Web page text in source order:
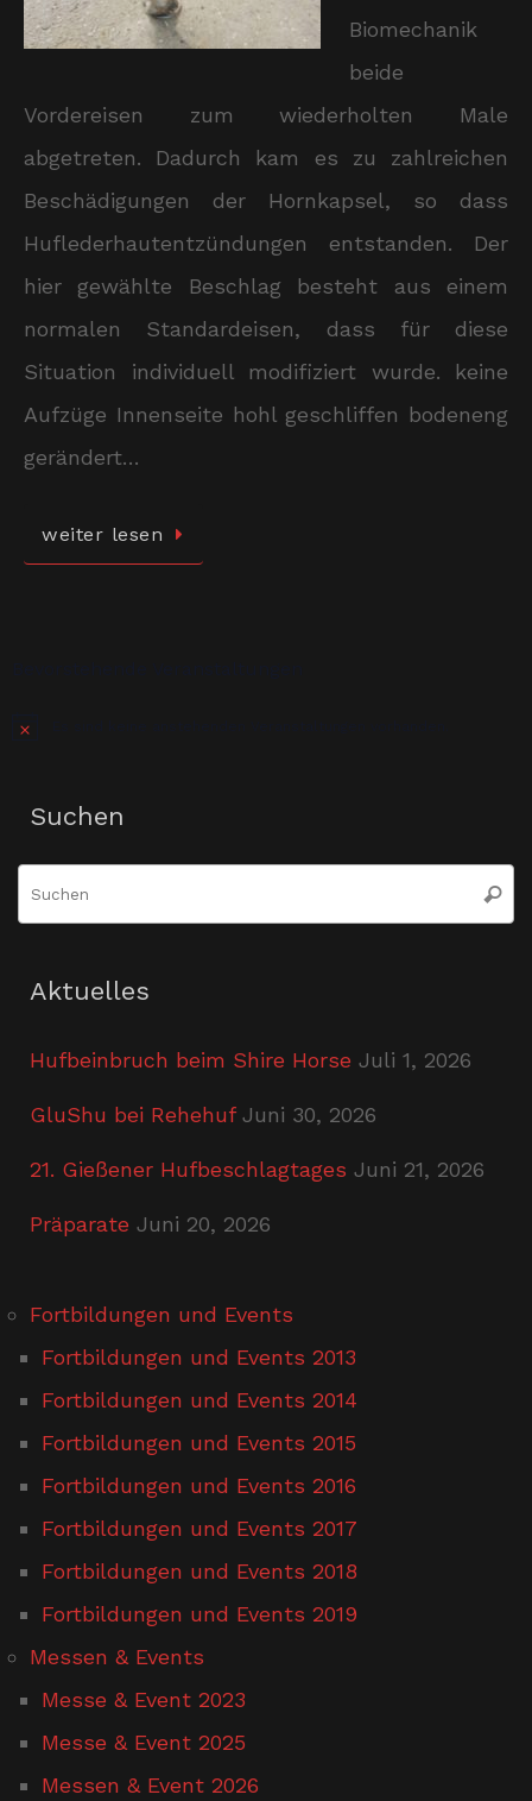
Biomechanik
beide
Vordereisen zum wiederholten Male
abgetreten. Dadurch kam es zu zahlreichen
Beschädigungen der Hornkapsel, so dass
Huflederhautentzündungen entstanden. Der
hier gewählte Beschlag besteht aus einem
normalen Standardeisen, dass für diese
Situation individuell modifiziert wurde. keine
Aufzüge Innenseite hohl geschliffen bodeneng
gerändert…
weiter lesen
Hinweis
Suchen
Aktuelles
Hufbeinbruch beim Shire Horse Juli 1, 2026
GluShu bei Rehehuf Juni 30, 2026
21. Gießener Hufbeschlagtages Juni 21, 2026
Präparate Juni 20, 2026
Fortbildungen und Events
Fortbildungen und Events 2013
Fortbildungen und Events 2014
Fortbildungen und Events 2015
Fortbildungen und Events 2016
Fortbildungen und Events 2017
Fortbildungen und Events 2018
Fortbildungen und Events 2019
Messen & Events
Messe & Event 2023
Messe & Event 2025
Messen & Event 2026